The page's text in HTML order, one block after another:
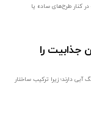
کنار طرح‌های ساده یا
جذابیت را
دارند؛ زیرا ترکیب ساختار